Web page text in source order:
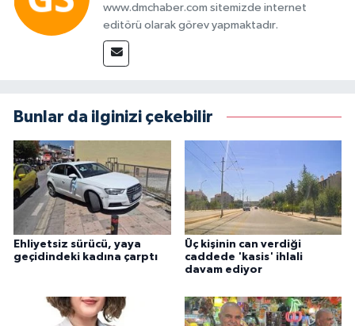
www.dmchaber.com sitemizde internet
editörü olarak görev yapmaktadır.
Bunlar da ilginizi çekebilir
Ehliyetsiz sürücü, yaya
geçidindeki kadına çarptı
Üç kişinin can verdiği
caddede 'kasis' ihlali
davam ediyor